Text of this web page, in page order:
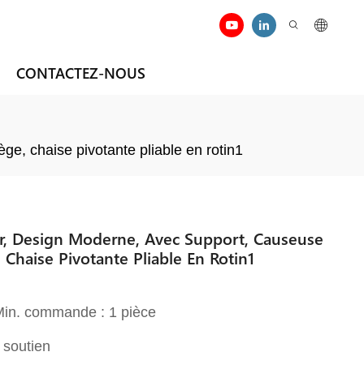
CONTACTEZ-NOUS
chaise pivotante pliable en rotin1
Design Moderne, Avec Support, Causeuse
Pivotante Pliable En Rotin1
commande : 1 pièce